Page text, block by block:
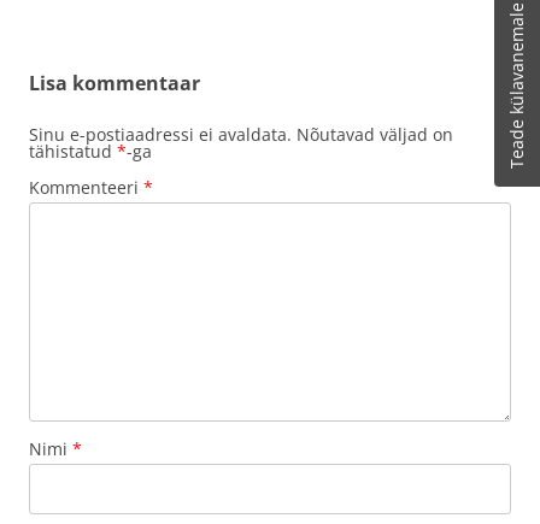
Lisa kommentaar
Sinu e-postiaadressi ei avaldata. Nõutavad väljad on
tähistatud *-ga
Kommenteeri *
Nimi *
Teade külavanemale